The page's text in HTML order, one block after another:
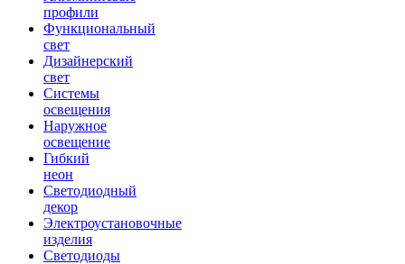
профили
Функциональный
свет
Дизайнерский
свет
Системы
освещения
Наружное
освещение
Гибкий
неон
Светодиодный
декор
Электроустановочные
изделия
Светодиоды